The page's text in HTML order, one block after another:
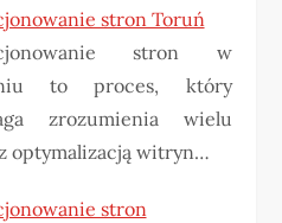
stron Toruń
stron w
to proces, który
zrozumienia wielu
optymalizacją witryn…
stron